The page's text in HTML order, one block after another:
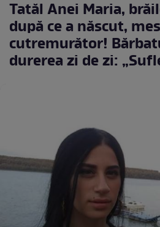
Tatăl Anei Maria,
după ce a născut,
cutremurător!
durerea zi de zi: